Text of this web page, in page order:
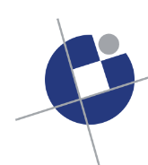
content